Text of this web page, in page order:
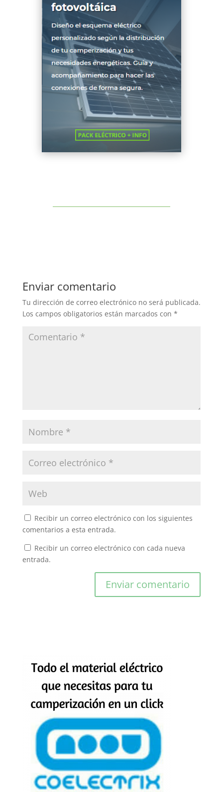
Enviar comentario
Tu dirección de correo electrónico no será publicada.
Los campos obligatorios están marcados con *
Recibir un correo electrónico con los siguientes
comentarios a esta entrada.
Recibir un correo electrónico con cada nueva
entrada.